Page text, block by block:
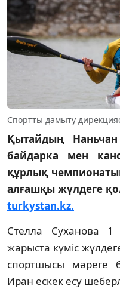
Спортты дамыту
Қытайдың
байдарка мен
құрлық
алғашқы жүлдеге
turkystan.kz.
Стелла Суханова
жарыста күміс
спортшысы мәреге
Иран ескек есу